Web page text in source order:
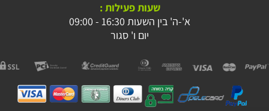
שעות פעילות :
א'-ה' בין השעות 16:30 - 09:00
יום ו' סגור